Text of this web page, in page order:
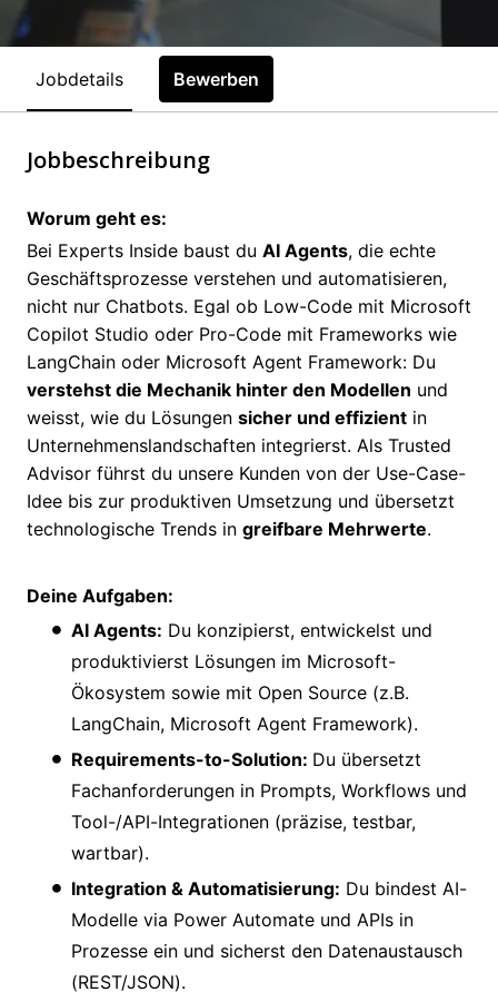
Jobdetails Bewerben
Jobbeschreibung
Worum geht es:
Bei Experts Inside baust du AI Agents, die echte
Geschäftsprozesse verstehen und automatisieren,
nicht nur Chatbots. Egal ob Low-Code mit Microsoft
Copilot Studio oder Pro-Code mit Frameworks wie
LangChain oder Microsoft Agent Framework: Du
verstehst die Mechanik hinter den Modellen und
weisst, wie du Lösungen sicher und effizient in
Unternehmenslandschaften integrierst. Als Trusted
Advisor führst du unsere Kunden von der Use-Case-
Idee bis zur produktiven Umsetzung und übersetzt
technologische Trends in greifbare Mehrwerte.
Deine Aufgaben:
AI Agents: Du konzipierst, entwickelst und
produktivierst Lösungen im Microsoft-
Ökosystem sowie mit Open Source (z.B.
LangChain, Microsoft Agent Framework).
Requirements-to-Solution: Du übersetzt
Fachanforderungen in Prompts, Workflows und
Tool-/API-Integrationen (präzise, testbar,
wartbar).
Integration & Automatisierung: Du bindest AI-
Modelle via Power Automate und APIs in
Prozesse ein und sicherst den Datenaustausch
(REST/JSON).